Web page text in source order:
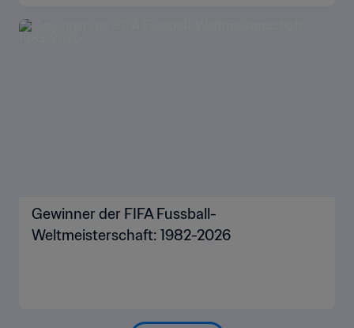
Gewinner der FIFA Fussball-
Weltmeisterschaft: 1982-2026